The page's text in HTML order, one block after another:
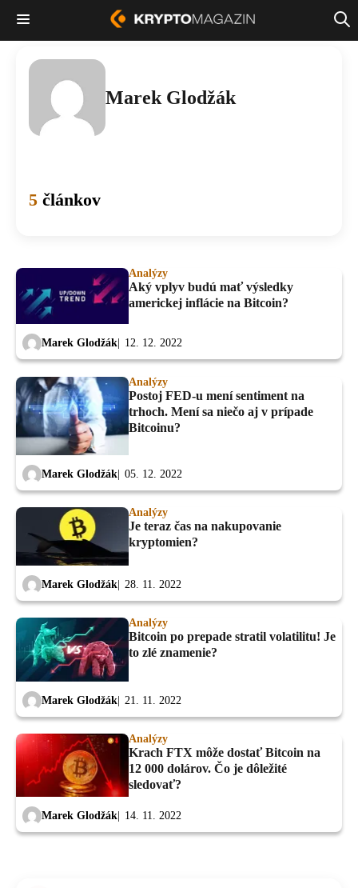
Marek Glodžák
5 článkov
Analýzy
Aký vplyv budú mať výsledky
americkej inflácie na Bitcoin?
Marek Glodžák 12. 12. 2022
Analýzy
Postoj FED-u mení sentiment na
trhoch. Mení sa niečo aj v prípade
Bitcoinu?
Marek Glodžák 05. 12. 2022
Analýzy
Je teraz čas na nakupovanie
kryptomien?
Marek Glodžák 28. 11. 2022
Analýzy
Bitcoin po prepade stratil volatilitu! Je
to zlé znamenie?
Marek Glodžák 21. 11. 2022
Analýzy
Krach FTX môže dostať Bitcoin na
12 000 dolárov. Čo je dôležité
sledovať?
Marek Glodžák 14. 11. 2022